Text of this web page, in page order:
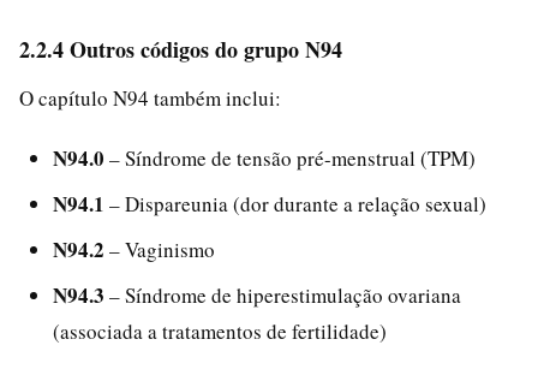
2.2.4 Outros códigos do grupo N94
O capítulo N94 também inclui:
N94.0 – Síndrome de tensão pré-menstrual (TPM)
N94.1 – Dispareunia (dor durante a relação sexual)
N94.2 – Vaginismo
N94.3 – Síndrome de hiperestimulação ovariana
(associada a tratamentos de fertilidade)